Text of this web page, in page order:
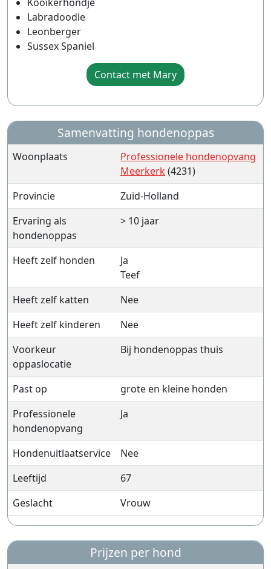
Labradoodle
Leonberger
Sussex Spaniel
Contact met Mary
Samenvatting hondenoppas
Woonplaats
Professionele hondenopvang
Meerkerk(4231)
Provincie
Zuid-Holland
Ervaring als
hondenoppas
> 10 jaar
Heeft zelf honden
Ja
Teef
Heeft zelf katten
Nee
Heeft zelf kinderen
Nee
Voorkeur
oppaslocatie
Bij hondenoppas thuis
Past op
grote en kleine honden
Professionele
hondenopvang
Ja
Hondenuitlaatservice
Nee
Leeftijd
67
Geslacht
Vrouw
Prijzen per hond